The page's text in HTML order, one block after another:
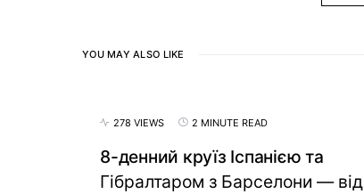
YOU MAY ALSO LIKE
278 VIEWS 2 MINUTE READ
8-денний круїз Іспанією та
Гібралтаром з Барселони — від